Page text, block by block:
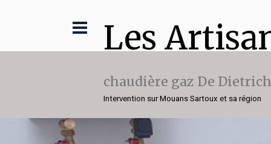
Les
chaudière gaz De Dietrich
Intervention sur Mouans Sartoux et sa région